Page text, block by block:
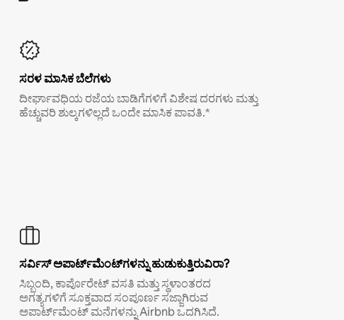
ಸರಳ ಮಾಸಿಕ ಬೆಲೆಗಳು
ದೀರ್ಘಾವಧಿಯ ರಜೆಯ ಬಾಡಿಗೆಗಳಿಗೆ ವಿಶೇಷ ದರಗಳು ಮತ್ತು
ಹೆಚ್ಚುವರಿ ಶುಲ್ಕಗಳಿಲ್ಲದೆ ಒಂದೇ ಮಾಸಿಕ ಪಾವತಿ.*
ಸರ್ವಿಸ್ ಅಪಾರ್ಟ್‌ಮೆಂಟ್‌ಗಳನ್ನು ಹುಡುಕುತ್ತಿರುವಿರಾ?
ಸಿಬ್ಬಂದಿ, ಕಾರ್ಪೊರೇಟ್ ವಸತಿ ಮತ್ತು ಸ್ಥಳಾಂತರದ
ಅಗತ್ಯಗಳಿಗೆ ಸೂಕ್ತವಾದ ಸಂಪೂರ್ಣ ಸಜ್ಜಾಗಿರುವ
ಅಪಾರ್ಟ್‌ಮೆಂಟ್ ಮನೆಗಳನ್ನು Airbnb ಒದಗಿಸಿದೆ.